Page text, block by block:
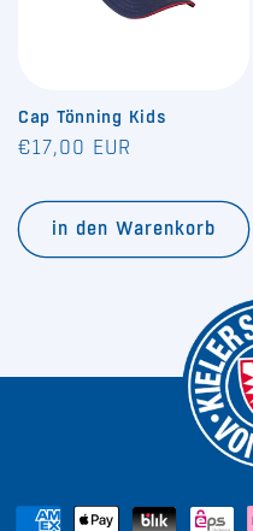
Cap Tönning Kids
Normaler
€17,00 EUR
in den Warenkorb